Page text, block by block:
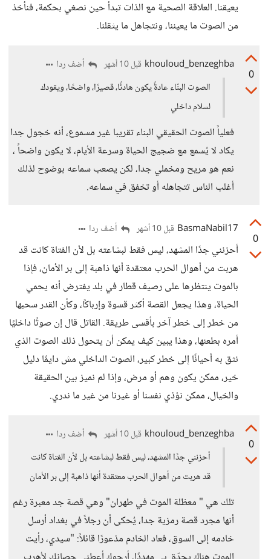
يعيقنا. العلاقة الصحية مع الذات تبدأ حين نصغي بحكمة، فنأخذ
من الصوت ما يعيننا، ونتجاهل ما يثقلنا.
0
khouloud_benzeghba قبل 10 أشهر
أضف ردا
الصوت البنّاء عادةً يكون هادئًا، قصيرًا، واضحًا، ويقودك
لسلام داخلي
فعلياً الصوت الحقيقي البناء تقريبا غير مسموع، أنه خجول جدا
يكاد لا يُسمع مع ضجيج الحياة وسرعة الأيام، لا يكون واضحاً ،
نعم هو مريح ومخملي جدا، لكن يصعب سماعه بوضوح لذلك
أغلب الناس تتجاهله أو تخفق في سماعه.
0
BasmaNabil17 قبل 10 أشهر أضف ردا
أحزنني جدًا المشهد، ليس فقط لبشاعته بل لأن الفتاة كانت قد
هربت من أهوال الحرب معتقدة أنها ذاهبة إلى بر الأمان، فإذا
بالموت ينتظرها على رصيف قطار في بلد يفترض أنه يحمي
الحياة، وهذا يجعل القصة أكثر قسوة وإرباكًا، وكأن القدر سحبها
من خطر إلى خطر آخر بأقسى طريقة. القاتل قال إن صوتًا داخليًا
أمره بطعنها، وهذا يبين كيف يمكن أن يتحول ذلك الصوت الذي
نثق به أحيانًا إلى خطر كبير، الصوت الداخلي مش دايمًا دليل
خير، ممكن يكون وهم أو مرض، وإذا لم نميز بين الحقيقة
والخيال، ممكن نؤذي نفسنا أو غيرنا من غير ما ندري.
0
khouloud_benzeghba قبل 10 أشهر
أضف ردا
أحزنني جدًا المشهد، ليس فقط لبشاعته بل لأن الفتاة كانت
قد هربت من أهوال الحرب معتقدة أنها ذاهبة إلى بر الأمان
تلك هي " معظلة الموت في طهران" وهي قصة جد معبرة رغم
أنها مجرد قصة رمزية جدا، يُحكى أن رجلاً في بغداد أرسل
خادمه إلى السوق، فعاد الخادم مذعورًا قائلاً: "سيدي، رأيت